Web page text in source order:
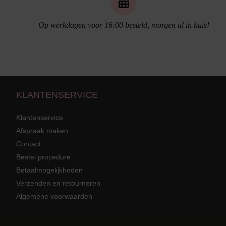
Op werkdagen voor 16:00 besteld, morgen al in huis!
KLANTENSERVICE
Klantenservice
Afspraak maken
Contact
Bestel procedure
Betaalmogelijkheden
Verzenden en retourneren
Algemene voorwaarden
Strandkleding
terug
Alle Strandkleding
Tuniek En Blouses
Badmode met structuur stof Zwarte